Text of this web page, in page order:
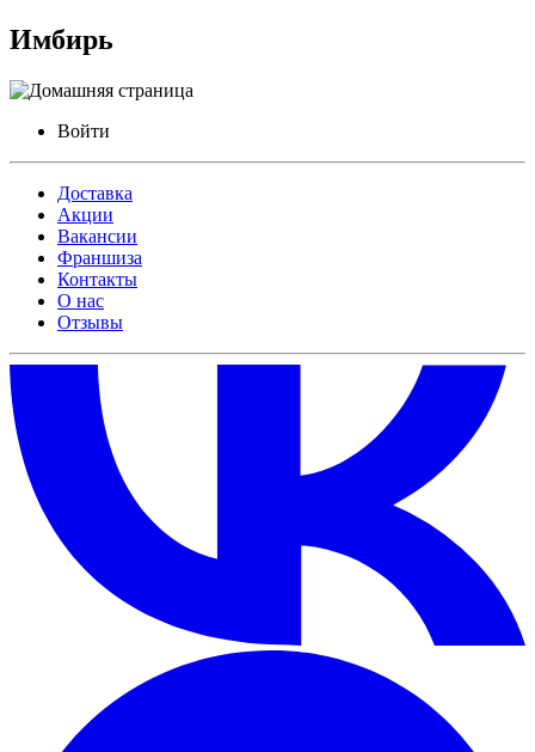
Имбирь
Войти
Доставка
Акции
Вакансии
Франшиза
Контакты
О нас
Отзывы